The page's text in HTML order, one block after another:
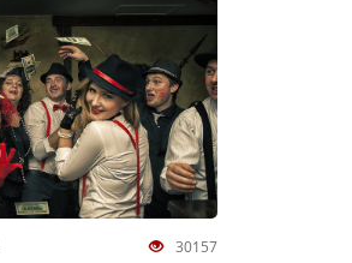
30157